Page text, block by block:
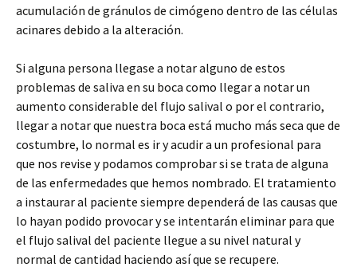
acumulación de gránulos de cimógeno dentro de las células
acinares debido a la alteración.
Si alguna persona llegase a notar alguno de estos
problemas de saliva en su boca como llegar a notar un
aumento considerable del flujo salival o por el contrario,
llegar a notar que nuestra boca está mucho más seca que de
costumbre, lo normal es ir y acudir a un profesional para
que nos revise y podamos comprobar si se trata de alguna
de las enfermedades que hemos nombrado. El tratamiento
a instaurar al paciente siempre dependerá de las causas que
lo hayan podido provocar y se intentarán eliminar para que
el flujo salival del paciente llegue a su nivel natural y
normal de cantidad haciendo así que se recupere.